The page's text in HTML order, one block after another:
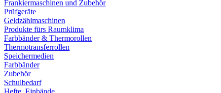
Frankiermaschinen und Zubehör
Prüfgeräte
Geldzählmaschinen
Produkte fürs Raumklima
Farbbänder & Thermorollen
Thermotransferrollen
Speichermedien
Farbbänder
Zubehör
Schulbedarf